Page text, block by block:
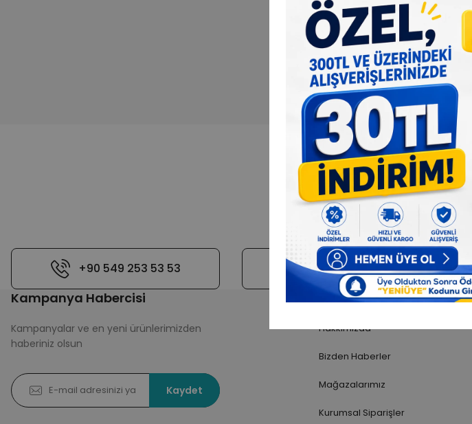
+90 549 253 53 53 +90 549 253 53 53
Kampanya Habercisi
Kampanyalar ve en yeni ürünlerimizden
haberiniz olsun
Kaydet
Sabanbaba
Hakkımızda
Bizden Haberler
Mağazalarımız
Kurumsal Siparişler